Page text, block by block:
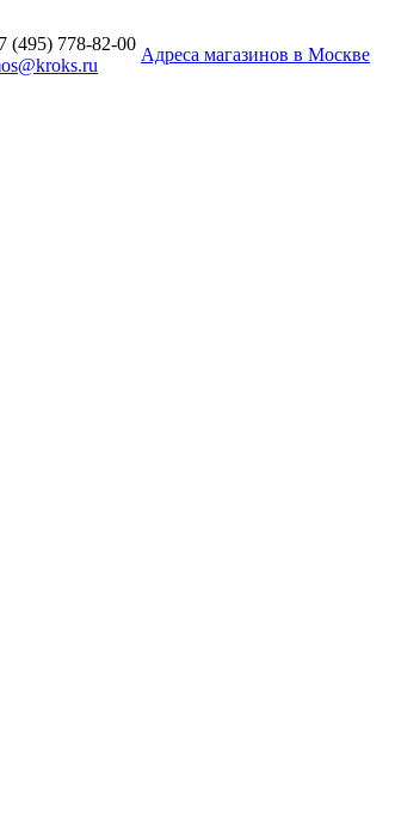
(495) 778-82-00
Aдреса магазинов в Москве